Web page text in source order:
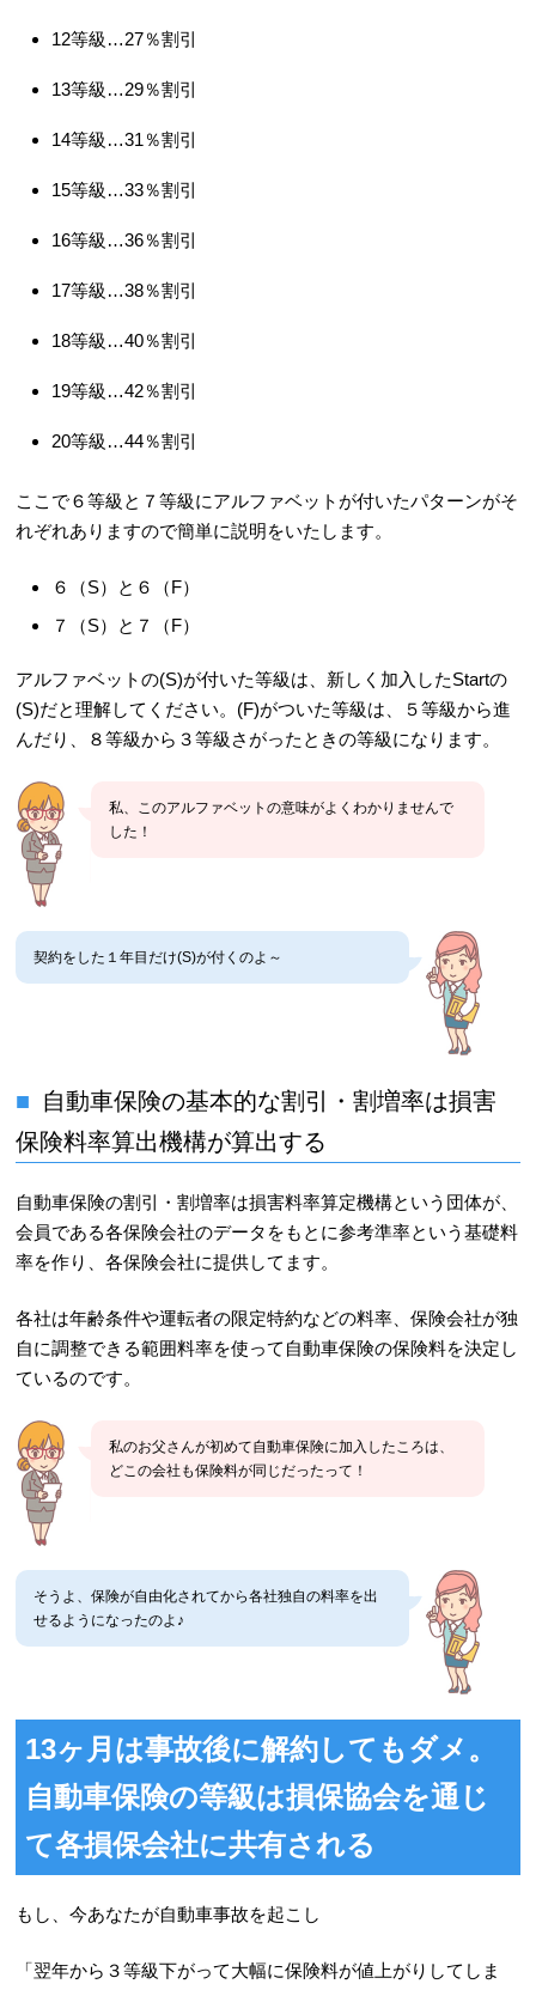
12等級…27％割引
13等級…29％割引
14等級…31％割引
15等級…33％割引
16等級…36％割引
17等級…38％割引
18等級…40％割引
19等級…42％割引
20等級…44％割引
ここで６等級と７等級にアルファベットが付いたパターンがそ
れぞれありますので簡単に説明をいたします。
６（S）と６（F）
７（S）と７（F）
アルファベットの(S)が付いた等級は、新しく加入したStartの
(S)だと理解してください。(F)がついた等級は、５等級から進
んだり、８等級から３等級さがったときの等級になります。
私、このアルファベットの意味がよくわかりませんで
した！
契約をした１年目だけ(S)が付くのよ～
自動車保険の基本的な割引・割増率は損害
保険料率算出機構が算出する
自動車保険の割引・割増率は損害料率算定機構という団体が、
会員である各保険会社のデータをもとに参考準率という基礎料
率を作り、各保険会社に提供してます。
各社は年齢条件や運転者の限定特約などの料率、保険会社が独
自に調整できる範囲料率を使って自動車保険の保険料を決定し
ているのです。
私のお父さんが初めて自動車保険に加入したころは、
どこの会社も保険料が同じだったって！
そうよ、保険が自由化されてから各社独自の料率を出
せるようになったのよ♪
13ヶ月は事故後に解約してもダメ。
自動車保険の等級は損保協会を通じ
て各損保会社に共有される
もし、今あなたが自動車事故を起こし
「翌年から３等級下がって大幅に保険料が値上がりしてしま